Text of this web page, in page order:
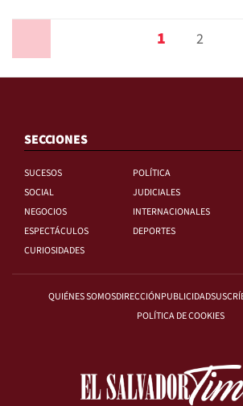
1 2
SECCIONES
SUCESOS
POLÍTICA
SOCIAL
JUDICIALES
NEGOCIOS
INTERNACIONALES
ESPECTÁCULOS
DEPORTES
CURIOSIDADES
QUIÉNES SOMOSDIRECCIÓNPUBLICIDAD
POLÍTICA DE COOKIES